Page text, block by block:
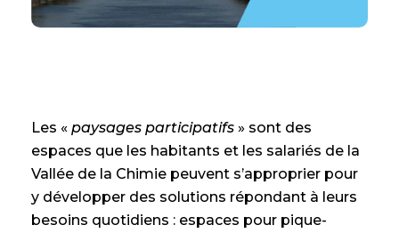
Les « paysages participatifs » sont des
espaces que les habitants et les salariés de la
Vallée de la Chimie peuvent s’approprier pour
y développer des solutions répondant à leurs
besoins quotidiens : espaces pour pique-